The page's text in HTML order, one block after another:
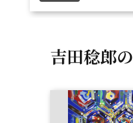
吉田稔郎の